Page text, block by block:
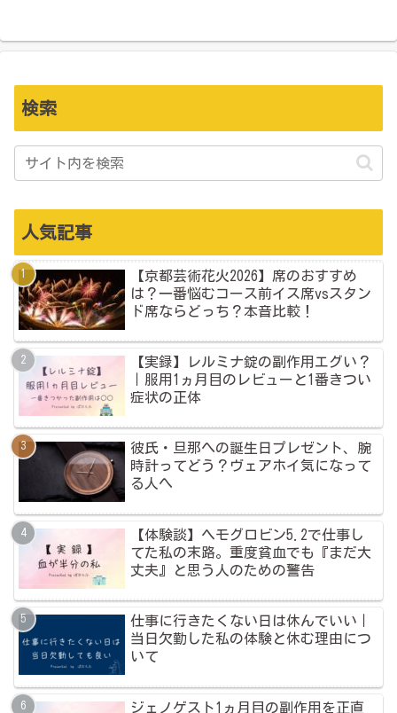
検索
人気記事
【京都芸術花火2026】席のおすすめ
は？一番悩むコース前イス席vsスタン
ド席ならどっち？本音比較！
【実録】レルミナ錠の副作用エグい？
｜服用1ヵ月目のレビューと1番きつい
症状の正体
彼氏・旦那への誕生日プレゼント、腕
時計ってどう？ヴェアホイ気になって
る人へ
【体験談】ヘモグロビン5.2で仕事し
てた私の末路。重度貧血でも『まだ大
丈夫』と思う人のための警告
仕事に行きたくない日は休んでいい｜
当日欠勤した私の体験と休む理由につ
いて
ジェノゲスト1ヵ月目の副作用を正直